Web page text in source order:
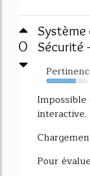
0
Système
Sécurité
72%
interactive.
Pour